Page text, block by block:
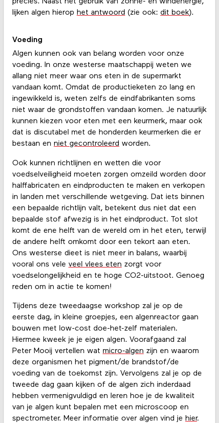
lijken algen hierop het antwoord (zie ook: dit boek).
Voeding
Algen kunnen ook van belang worden voor onze
voeding. In onze westerse maatschappij weten we
allang niet meer waar ons eten in de supermarkt
vandaan komt. Omdat de productieketen zo lang en
ingewikkeld is, weten zelfs de eindfabrikanten soms
niet waar de grondstoffen vandaan komen. Je natuurlijk
kunnen kiezen voor eten met een keurmerk, maar ook
dat is discutabel met de honderden keurmerken die er
bestaan en niet gecontroleerd worden.
Ook kunnen richtlijnen en wetten die voor
voedselveiligheid moeten zorgen omzeild worden door
halffabricaten en eindproducten te maken en verkopen
in landen met verschillende wetgeving. Dat iets binnen
een bepaalde richtlijn valt, betekent dus niet dat een
bepaalde stof afwezig is in het eindproduct. Tot slot
komt de ene helft van de wereld om in het eten, terwijl
de andere helft omkomt door een tekort aan eten.
Ons westerse dieet is niet meer in balans, waarbij
vooral ons vele veel vlees eten zorgt voor
voedselongelijkheid en te hoge CO2-uitstoot. Genoeg
reden om in actie te komen!
Tijdens deze tweedaagse workshop zal je op de
eerste dag, in kleine groepjes, een algenreactor gaan
bouwen met low-cost doe-het-zelf materialen.
Hiermee kweek je je eigen algen. Voorafgaand zal
Peter Mooij vertellen wat micro-algen zijn en waarom
deze organismen het pigment/de brandstof/de
voeding van de toekomst zijn. Vervolgens zal je op de
tweede dag gaan kijken of de algen zich inderdaad
hebben vermenigvuldigd en leren hoe je de kwaliteit
van je algen kunt bepalen met een microscoop en
spectrometer. Meer informatie over algen vind je hier.